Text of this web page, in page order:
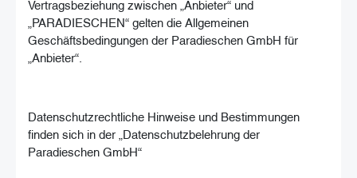
Vertragsbeziehung zwischen „Anbieter“ und
„PARADIESCHEN“ gelten die Allgemeinen
Geschäftsbedingungen der Paradieschen GmbH für
„Anbieter“.
Datenschutzrechtliche Hinweise und Bestimmungen
finden sich in der „Datenschutzbelehrung der
Paradieschen GmbH“